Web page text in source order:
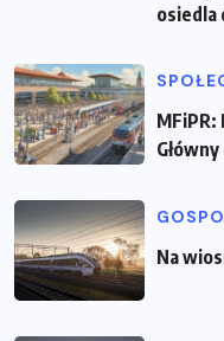
osiedla
Na